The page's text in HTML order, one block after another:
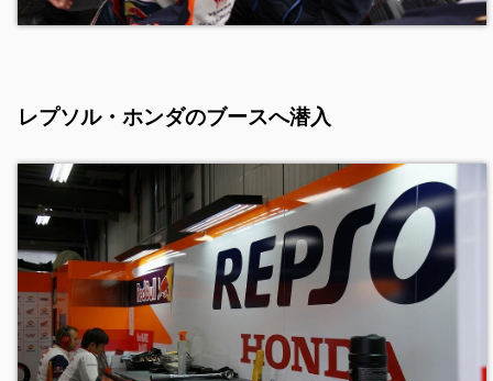
レプソル・ホンダのブースへ潜入